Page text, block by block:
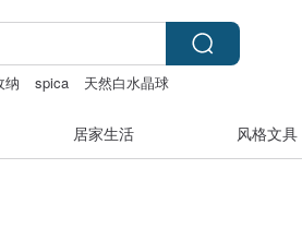
纳 spica
天然白水晶球
居家生活 风格文具